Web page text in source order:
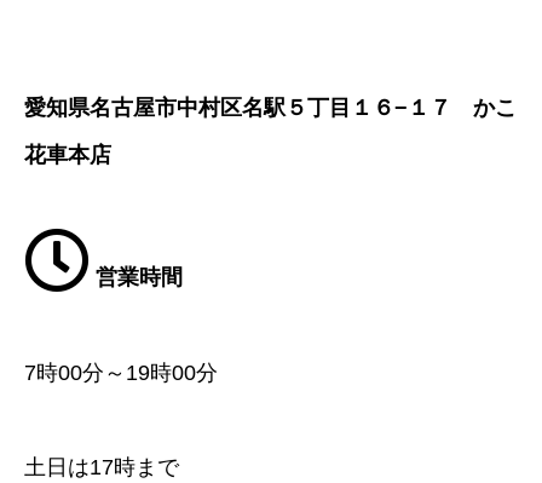
愛知県名古屋市中村区名駅５丁目１６−１７ かこ
花車本店
営業時間
7時00分～19時00分
土日は17時まで